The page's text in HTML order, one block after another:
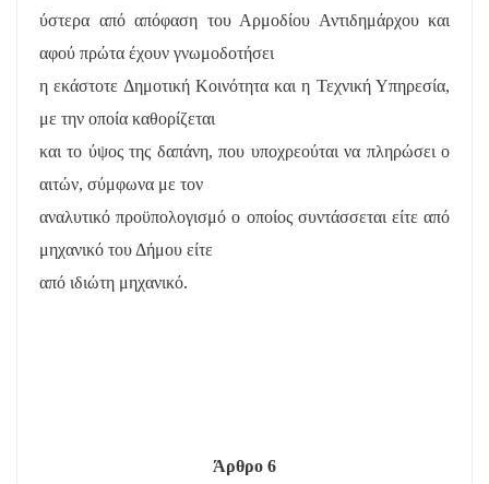
ύστερα από απόφαση του Αρμοδίου Αντιδημάρχου και
αφού πρώτα έχουν γνωμοδοτήσει
η εκάστοτε Δημοτική Κοινότητα και η Τεχνική Υπηρεσία,
με την οποία καθορίζεται
και το ύψος της δαπάνη, που υποχρεούται να πληρώσει ο
αιτών, σύμφωνα με τον
αναλυτικό προϋπολογισμό ο οποίος συντάσσεται είτε από
μηχανικό του Δήμου είτε
από ιδιώτη μηχανικό.
Άρθρο 6